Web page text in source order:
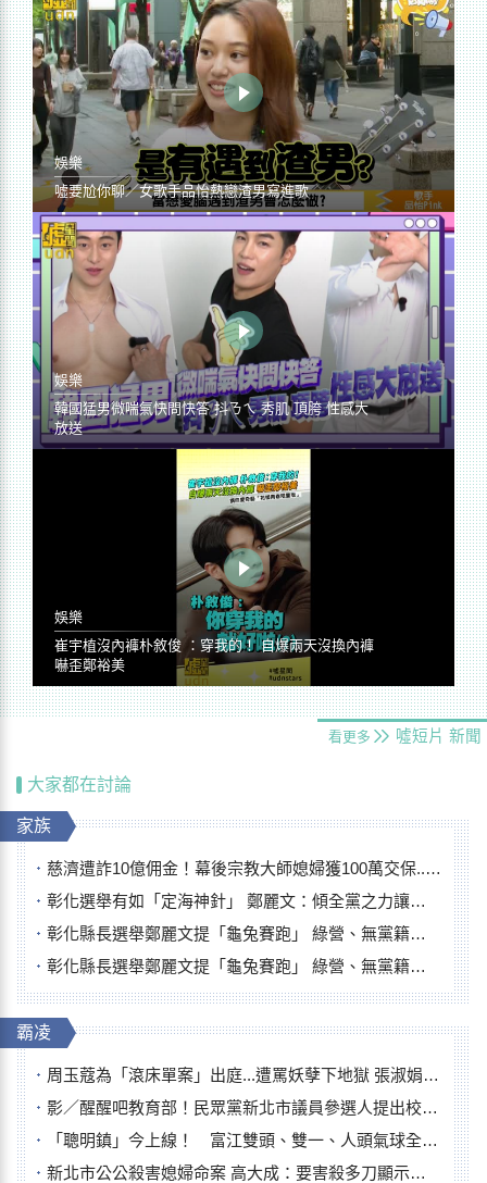
娛樂
噓要尬你聊／女歌手品怡熱戀渣男寫進歌
娛樂
韓國猛男微喘氣快問快答 抖ㄋㄟ 秀肌 頂胯 性感大
放送
娛樂
崔宇植沒內褲朴敘俊 ：穿我的！ 自爆兩天沒換內褲
嚇歪鄭裕美
看更多 噓短片 新聞
大家都在討論
家族
慈濟遭詐10億佣金！幕後宗教大師媳婦獲100萬交保...快步奔離不發一語
彰化選舉有如「定海神針」 鄭麗文：傾全黨之力讓彰化贏
彰化縣長選舉鄭麗文提「龜兔賽跑」 綠營、無黨籍忙否認是烏龜
彰化縣長選舉鄭麗文提「龜兔賽跑」 綠營、無黨籍忙否認是烏龜
霸凌
周玉蔻為「滾床單案」出庭...遭罵妖孽下地獄 張淑娟批：舌頭殺人有罪
影／醒醒吧教育部！民眾黨新北市議員參選人提出校園反毒防線升級政見
「聰明鎮」今上線！ 富江雙頭、雙一、人頭氣球全登場
新北市公公殺害媳婦命案 高大成：要害殺多刀顯示怨恨深